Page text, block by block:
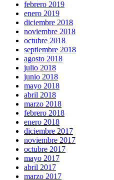
febrero 2019
enero 2019
diciembre 2018
noviembre 2018
octubre 2018
septiembre 2018
agosto 2018
julio 2018
junio 2018
mayo 2018
abril 2018
marzo 2018
febrero 2018
enero 2018
diciembre 2017
noviembre 2017
octubre 2017
mayo 2017
abril 2017
marzo 2017